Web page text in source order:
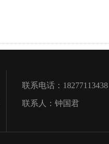
联系电话：18277113438
联系人：钟国君